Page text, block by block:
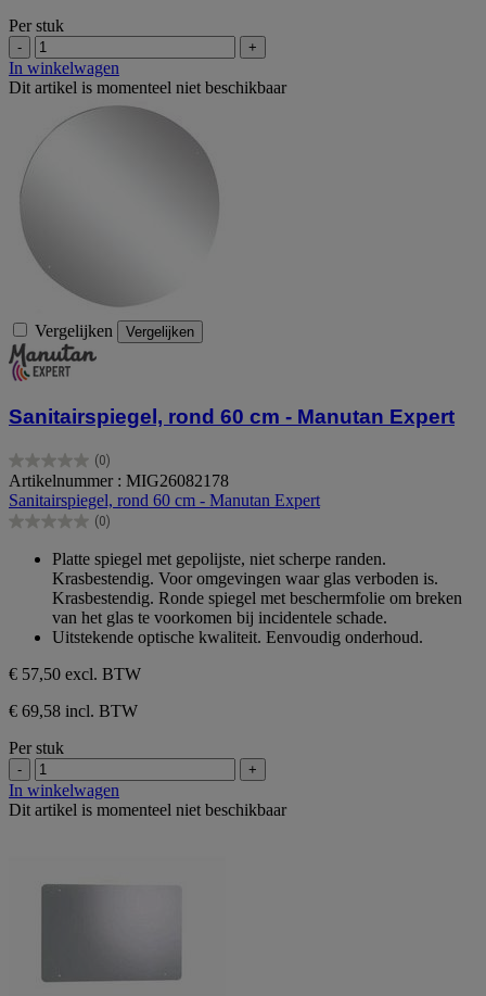
Per stuk
- +
In winkelwagen
Dit artikel is momenteel niet beschikbaar
Vergelijken Vergelijken
Sanitairspiegel, rond 60 cm - Manutan Expert
(0)
0.0
van
de
5
Artikelnummer : MIG26082178
Sanitairspiegel, rond 60 cm - Manutan Expert
(0)
0.0
sterren.
Platte spiegel met gepolijste, niet scherpe randen.
Krasbestendig. Voor omgevingen waar glas verboden is.
Krasbestendig. Ronde spiegel met beschermfolie om breken
van het glas te voorkomen bij incidentele schade.
Uitstekende optische kwaliteit. Eenvoudig onderhoud.
€ 57,50 excl. BTW
€ 69,58 incl. BTW
Per stuk
- +
In winkelwagen
Dit artikel is momenteel niet beschikbaar